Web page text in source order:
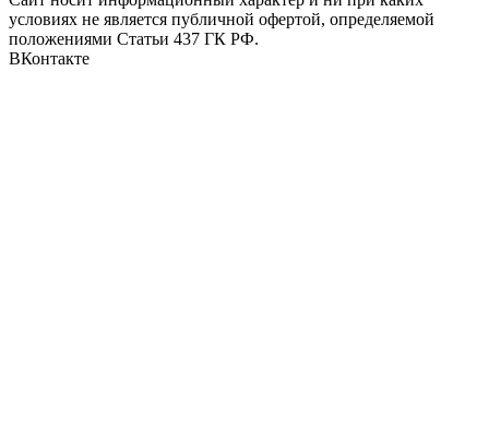
условиях не является публичной офертой, определяемой
положениями Статьи 437 ГК РФ.
ВКонтакте